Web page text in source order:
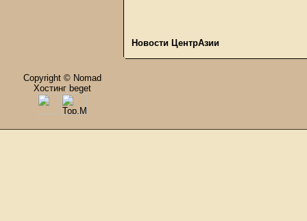
Новости ЦентрАзии
Copyright © Nomad
Хостинг beget